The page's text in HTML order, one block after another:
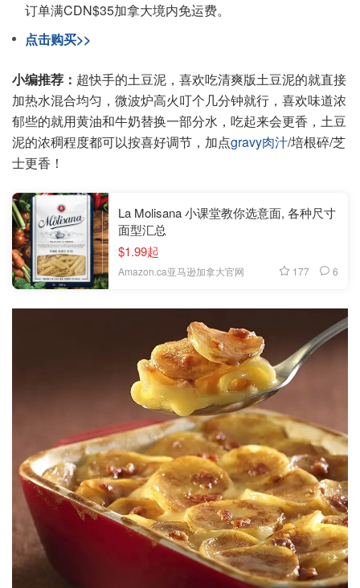
订单满CDN$35加拿大境内免运费。
点击购买>>
小编推荐： 超快手的土豆泥，喜欢吃清爽版土豆泥的就直接
加热水混合均匀，微波炉高火叮个几分钟就行，喜欢味道浓
郁些的就用黄油和牛奶替换一部分水，吃起来会更香，土豆
泥的浓稠程度都可以按喜好调节，加点gravy肉汁/培根碎/芝
士更香！
La Molisana 小课堂教你选意面, 各种尺寸
面型汇总
$1.99起
Amazon.ca亚马逊加拿大官网 177 6